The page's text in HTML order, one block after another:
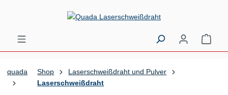
Zum Hauptinhalt springen
quada Shop
Laserschweißdraht und Pulver
Laserschweißdraht